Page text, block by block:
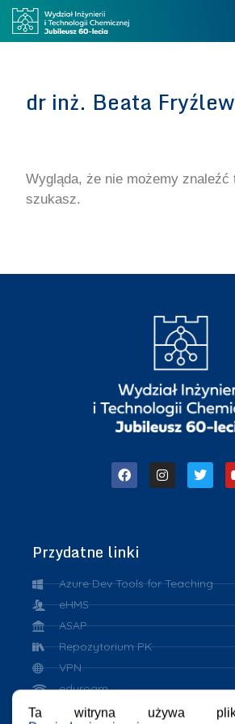
dr inż. Beata
Wygląda, że nie możemy znaleźć
szukasz.
Przydatne linki
Azure Dev Tools for Teaching
eHMS
ASAP
Repozytorium PK
VPN
eduroam
Ta witryna używa